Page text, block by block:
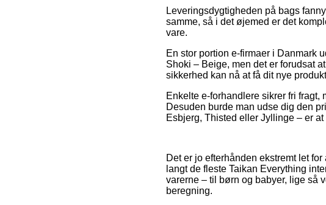
Leveringsdygtigheden på bags
samme, så i det øjemed er det
vare.
En stor portion e-firmaer i Danmark
Shoki – Beige, men det er forudsat
sikkerhed kan nå at få dit nye
Enkelte e-forhandlere sikrer fri
Desuden burde man udse dig den
Esbjerg, Thisted eller Jyllinge – er
Det er jo efterhånden ekstremt let
langt de fleste Taikan Everything
varerne – til børn og babyer, lige så
beregning.